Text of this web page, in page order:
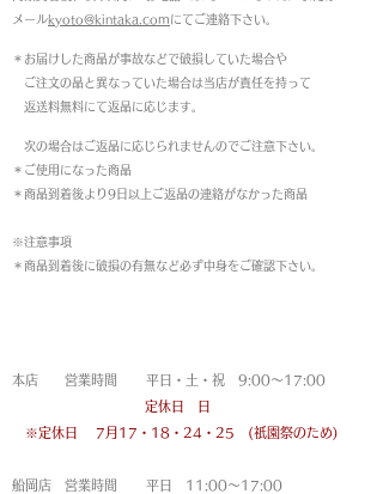
メールkyoto@kintaka.com にてご連絡下さい。
＊お届けした商品が事故などで破損していた場合や
ご注文の品と異なっていた場合は当店が責任を持って
返送料無料にて返品に応じます。
次の場合はご返品に応じられませんのでご注意下さい。
＊ご使用になった商品
＊商品到着後より9日以上ご返品の連絡がなかった商品
※注意事項
＊商品到着後に破損の有無など必ず中身をご確認下さい。
本店 営業時間 平日・土・祝 9:00〜17:00
定休日 日
※定休日 7月17・18・24・25 (祇園祭のため)
船岡店 営業時間 平日 11:00〜17:00